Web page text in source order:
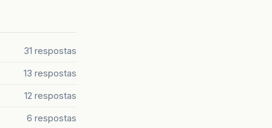
31 respostas
13 respostas
12 respostas
6 respostas